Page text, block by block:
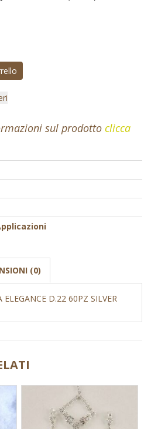
sul prodotto clicca
(0)
ELEGANCE D.22 60PZ SILVER